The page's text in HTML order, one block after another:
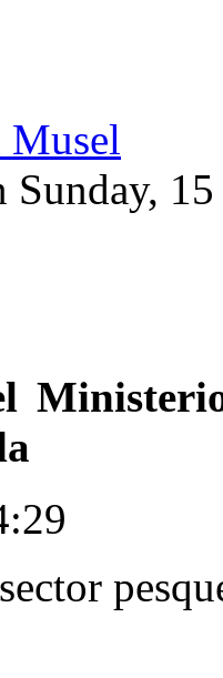
Musel
Sunday,